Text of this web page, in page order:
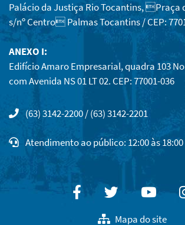
Palácio da Justiça Rio Tocantins, Praça
s/nº Centro Palmas Tocantins / CEP:
ANEXO I:
Edifício Amaro Empresarial, quadra 103
com Avenida NS 01 LT 02. CEP: 77001-036
(63) 3142-2200 / (63) 3142-2201
Atendimento ao público: 12:00 às 18:00
FacebookTwitter
Mapa do site